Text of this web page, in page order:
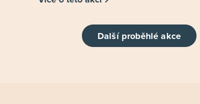
Další proběhlé akce